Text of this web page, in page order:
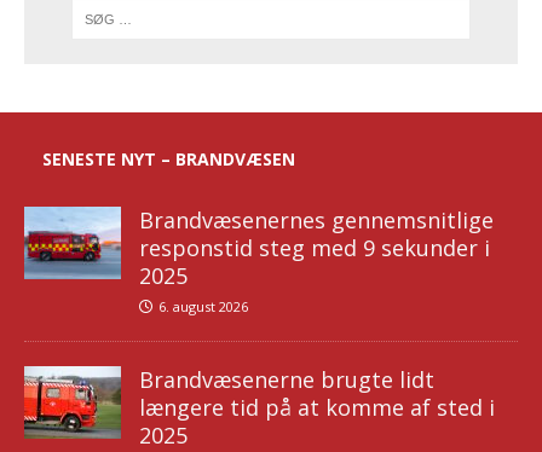
SENESTE NYT – BRANDVÆSEN
Brandvæsenernes gennemsnitlige
responstid steg med 9 sekunder i
2025
6. august 2026
Brandvæsenerne brugte lidt
længere tid på at komme af sted i
2025